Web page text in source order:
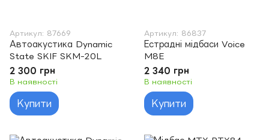
Артикул: 87669
Автоакустика Dynamic
State SKIF SKM-20L
2 300 грн
В наявності
Купити
Артикул: 86837
Естрадні мідбаси Voice
M8E
2 340 грн
В наявності
Купити